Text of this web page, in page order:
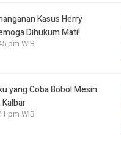
Kasus Herry
Dihukum Mati!
pm WIB
yang Coba Bobol Mesin
pm WIB